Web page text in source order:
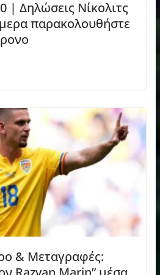
| Δηλώσεις Νίκολιτς
παρακολουθήστε
& Μεταγραφές: